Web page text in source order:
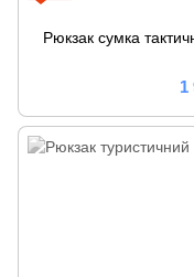
Рюкзак сумка
1